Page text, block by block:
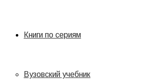
Книги по сериям
Вузовский учебник